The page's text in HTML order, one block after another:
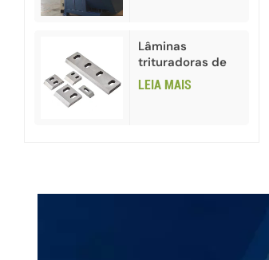
Lâminas
trituradoras de
plástico para
reciclagem de
LEIA MAIS